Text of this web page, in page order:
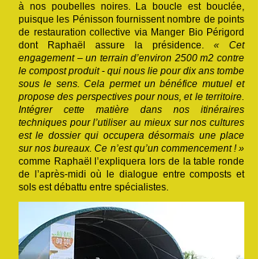
à nos poubelles noires. La boucle est bouclée,
puisque les Pénisson fournissent nombre de points
de restauration collective via Manger Bio Périgord
dont Raphaël assure la présidence. « Cet
engagement – un terrain d’environ 2500 m2 contre
le compost produit - qui nous lie pour dix ans tombe
sous le sens. Cela permet un bénéfice mutuel et
propose des perspectives pour nous, et le territoire.
Intégrer cette matière dans nos itinéraires
techniques pour l’utiliser au mieux sur nos cultures
est le dossier qui occupera désormais une place
sur nos bureaux. Ce n’est qu’un commencement ! »
comme Raphaël l’expliquera lors de la table ronde
de l’après-midi où le dialogue entre composts et
sols est débattu entre spécialistes.